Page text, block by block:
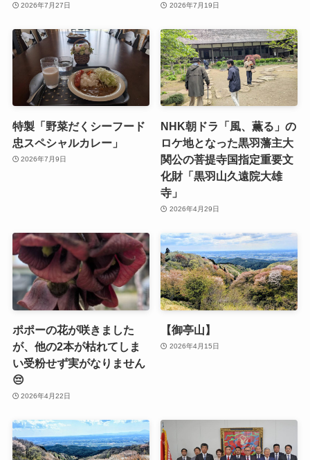
2026年7月27日 2026年7月19日
特製「野菜だくシーフード
忠スペシャルカレー」
2026年7月9日
NHK朝ドラ「風、薫る」の
ロケ地となった黒羽藩主大
関公の菩提寺国指定重要文
化財「黒羽山久遠院大雄
寺」
2026年4月29日
ポポーの花が咲きました
が、他の2本が枯れてしま
い受粉せず実がなりません
😔
2026年4月22日
【御亭山】
2026年4月15日